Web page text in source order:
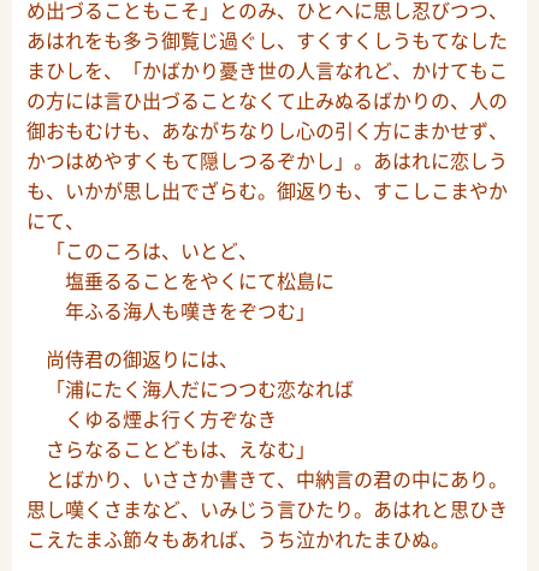
め出づることもこそ」とのみ、ひとへに思し忍びつつ、
あはれをも多う御覧じ過ぐし、すくすくしうもてなした
まひしを、「かばかり憂き世の人言なれど、かけてもこ
の方には言ひ出づることなくて止みぬるばかりの、人の
御おもむけも、あながちなりし心の引く方にまかせず、
かつはめやすくもて隠しつるぞかし」。あはれに恋しう
も、いかが思し出でざらむ。御返りも、すこしこまやか
にて、
「このころは、いとど、
塩垂るることをやくにて松島に
年ふる海人も嘆きをぞつむ」
尚侍君の御返りには、
「浦にたく海人だにつつむ恋なれば
くゆる煙よ行く方ぞなき
さらなることどもは、えなむ」
とばかり、いささか書きて、中納言の君の中にあり。
思し嘆くさまなど、いみじう言ひたり。あはれと思ひき
こえたまふ節々もあれば、うち泣かれたまひぬ。